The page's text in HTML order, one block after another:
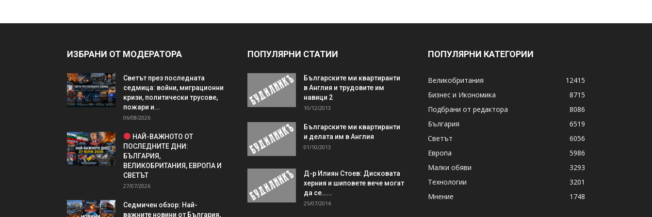
ИЗБРАНИ ОТ МОДЕРАТОРА
Светът през последната
седмица: войни, миграционни
кризи, политически трусове,
пожари и...
06/08/2026
НАЙ-ВАЖНОТО ОТ
ПОСЛЕДНИТЕ ДНИ:
БЪЛГАРИЯ,
ВЕЛИКОБРИТАНИЯ, ЕВРОПА И
СВЕТЪТ
27/07/2026
Седмичен обзор: Най-
важните новини от България,
ПОПУЛЯРНИ СТАТИИ
Българските ми квартиранти
в Англия и трудовите им
навици 2
10/12/2013
Българските ми квартиранти
и делата им в Англия
01/10/2013
Д-р Илиян Стоев: Дисковата
херния и шиповете вече могат
да се…...
25/07/2014
ПОПУЛЯРНИ КАТЕГОРИИ
Великобритания
12415
Бизнес и Икономика
8715
Подбрани от редактора
8086
България
6519
Светът
6056
Европа
5986
Малки обяви
3293
Технологии
3201
Мнение
1748